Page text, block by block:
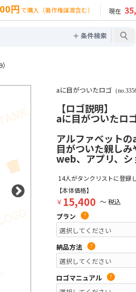
円 で購入（著作権譲渡含む） 現在
＋ 条件検索
aに目がついたロゴ （
【ロゴ説明】
aに目がついたロ
アルファベットの
目がついた親しみ
web、アプリ、シ
14人がタンクリストに登録
【本体価格】
￥ 15,400 ～ 税込
プラン
?
納品方法 ?
ロゴマニュアル ?